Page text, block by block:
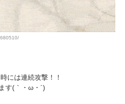
には連続攻撃！！
す(｀・ω・´)